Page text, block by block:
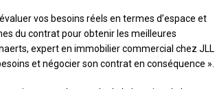
vos besoins réels en termes d’espace et
du contrat pour obtenir les meilleures
expert en immobilier commercial chez JLL
et négocier son contrat en conséquence ».